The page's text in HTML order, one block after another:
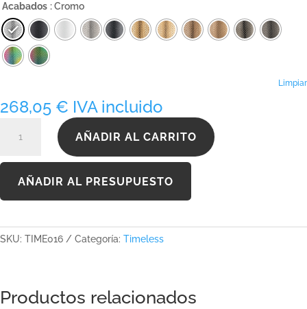
desde
268,05 €
hasta
Acabados : Cromo
Limpiar
268,05 € IVA incluido
cantidad
AÑADIR AL CARRITO
AÑADIR AL PRESUPUESTO
SKU: TIME016 Categoría: Timeless
Productos relacionados